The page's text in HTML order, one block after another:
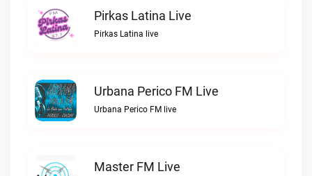
Pirkas Latina Live
Pirkas Latina live
Urbana Perico FM Live
Urbana Perico FM live
Master FM Live